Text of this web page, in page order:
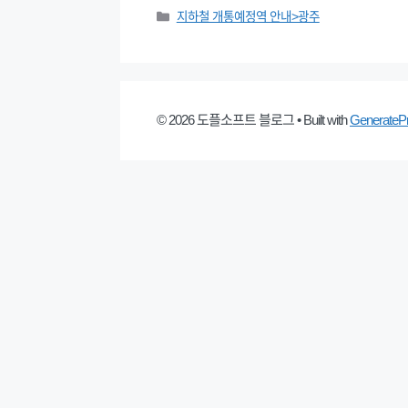
Categories
지하철 개통예정역 안내>광주
© 2026 도플소프트 블로그• Built with